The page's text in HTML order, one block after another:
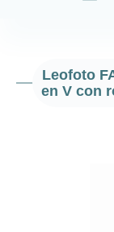
Leofoto
en V con